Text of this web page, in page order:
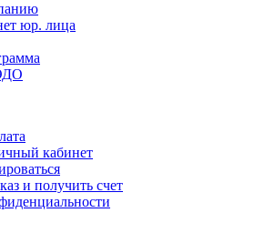
юр. лица
кабинет
и получить счет